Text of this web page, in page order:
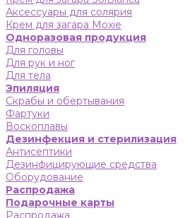
Аксессуары для солярия
Крем для загара Moxie
Одноразовая продукция
Для головы
Для рук и ног
Для тела
Эпиляция
Скрабы и обертывания
Фартуки
Воскоплавы
Дезинфекция и стерилизация
Антисептики
Дезинфицирующие средства
Оборудование
Распродажа
Подарочные карты
Распродажа